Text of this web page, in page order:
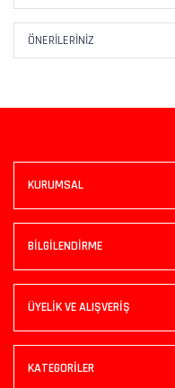
ÖNERILERINIZ
KURUMSAL
BİLGİLENDİRME
ÜYELİK VE ALIŞVERİŞ
KATEGORİLER